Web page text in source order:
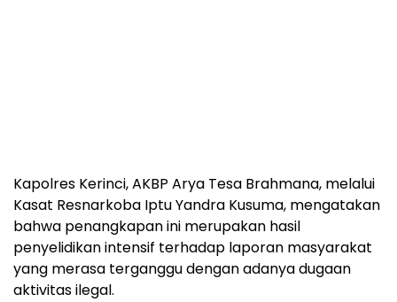
Kapolres Kerinci, AKBP Arya Tesa Brahmana, melalui
Kasat Resnarkoba Iptu Yandra Kusuma, mengatakan
bahwa penangkapan ini merupakan hasil
penyelidikan intensif terhadap laporan masyarakat
yang merasa terganggu dengan adanya dugaan
aktivitas ilegal.